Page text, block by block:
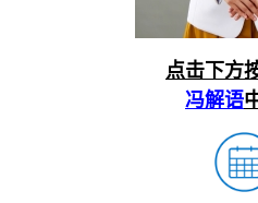
点击下方
冯解语